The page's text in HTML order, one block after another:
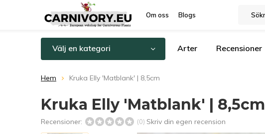
Om oss Blogs
Välj en kategori Arter Recensioner
Hem Kruka Elly 'Matblank' | 8,5cm
Kruka Elly 'Matblank' | 8,5cm
Recensioner: (0) Skriv din egen recension